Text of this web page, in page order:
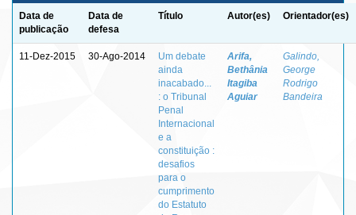
Data de
publicação
Data de
defesa
Título Autor(es) Orientador(es)
11-Dez-2015 30-Ago-2014
Um debate
ainda
inacabado...
: o Tribunal
Penal
Internacional
e a
constituição :
desafios
para o
cumprimento
do Estatuto
Arifa,
Bethânia
Itagiba
Aguiar
Galindo,
George
Rodrigo
Bandeira